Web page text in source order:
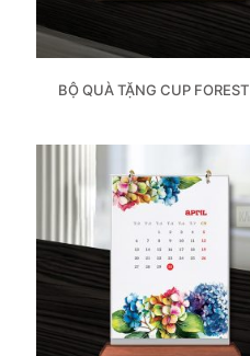
BỘ QUÀ TẶNG CUP FOREST